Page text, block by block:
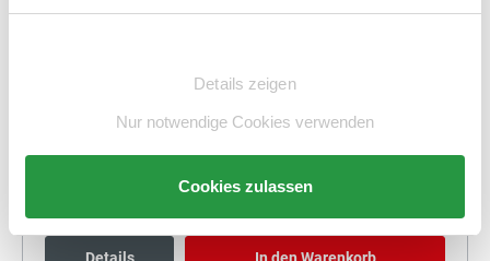
Details zeigen
Nur notwendige Cookies verwenden
Cookies zulassen
2.090,84 € %